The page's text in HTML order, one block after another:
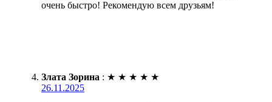
очень быстро! Рекомендую всем друзьям!
Злата Зорина : ★ ★ ★ ★ ★
26.11.2025